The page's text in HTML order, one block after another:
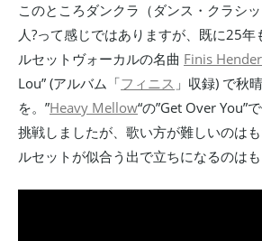
このところダンクラ（ダンス・クラシ
人?って感じではありますが、既に25年
ルセットヴォーカルの名曲 Finis
Lou” (アルバム「フィニス 」収録) で秋
を。”Heavy Mellow“の”Get Over You”
挑戦しましたが、歌い方が難しいのは
ルセットが似合う出で立ちになるのはも